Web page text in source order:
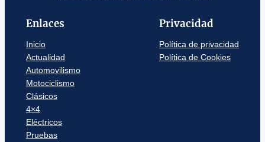
Enlaces
Inicio
Actualidad
Automovilismo
Motociclismo
Clásicos
4×4
Eléctricos
Pruebas
Privacidad
Política de privacidad
Política de Cookies